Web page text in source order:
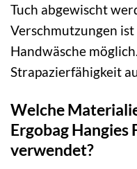
Tuch abgewischt
Verschmutzungen
Handwäsche
Strapazierfähigkeit
Welche
Ergobag Hangies
verwendet?